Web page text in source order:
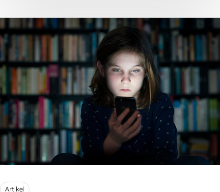
richtlijnen om als organisatie preventief aan de slag
te gaan.
Artikel